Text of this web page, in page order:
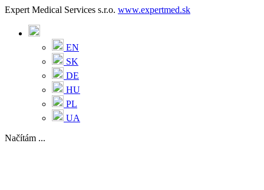
Expert Medical Services s.r.o. www.expertmed.sk
EN
SK
DE
HU
PL
UA
Načítám ...